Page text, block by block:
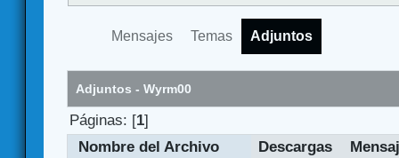
Mensajes Temas Adjuntos
Adjuntos - Wyrm00
Páginas: [1]
Nombre del Archivo
Descargas